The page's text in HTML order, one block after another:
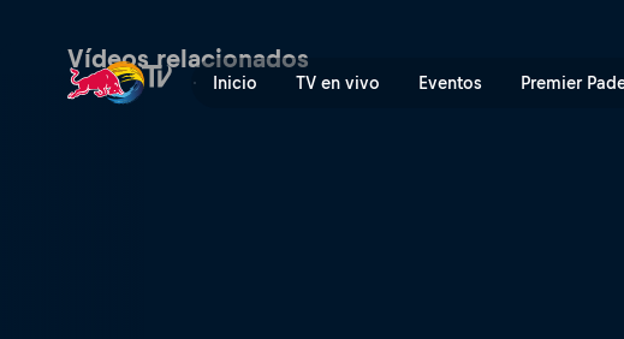
Inicio TV en vivo Eventos Premier
Pierre Gasly habla sobre la
Vídeos relacionados